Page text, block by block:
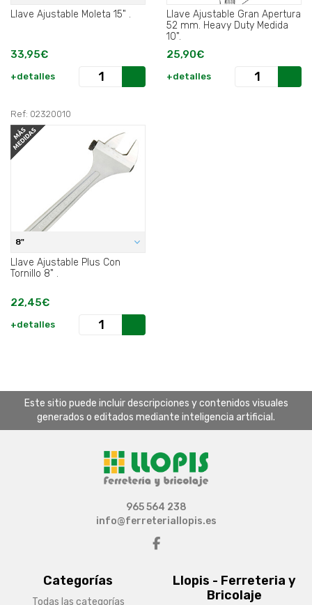
Llave Ajustable Moleta 15" .
33,95€
+detalles
Llave Ajustable Gran Apertura
52 mm. Heavy Duty Medida
10".
25,90€
+detalles
Ref: 02320010
8"
Llave Ajustable Plus Con
Tornillo 8" .
22,45€
+detalles
Este sitio puede incluir descripciones y contenidos visuales
generados o editados mediante inteligencia artificial.
Categorías
Todas las categorías
Llopis - Ferreteria y
Bricolaje
965 564 238
info@ferreteriallopis.es